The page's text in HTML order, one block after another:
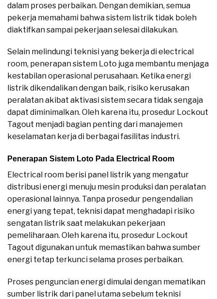
dalam proses perbaikan. Dengan demikian, semua
pekerja memahami bahwa sistem listrik tidak boleh
diaktifkan sampai pekerjaan selesai dilakukan.
Selain melindungi teknisi yang bekerja di electrical
room, penerapan sistem Loto juga membantu menjaga
kestabilan operasional perusahaan. Ketika energi
listrik dikendalikan dengan baik, risiko kerusakan
peralatan akibat aktivasi sistem secara tidak sengaja
dapat diminimalkan. Oleh karena itu, prosedur Lockout
Tagout menjadi bagian penting dari manajemen
keselamatan kerja di berbagai fasilitas industri.
Penerapan Sistem Loto Pada Electrical Room
Electrical room berisi panel listrik yang mengatur
distribusi energi menuju mesin produksi dan peralatan
operasional lainnya. Tanpa prosedur pengendalian
energi yang tepat, teknisi dapat menghadapi risiko
sengatan listrik saat melakukan pekerjaan
pemeliharaan. Oleh karena itu, prosedur Lockout
Tagout digunakan untuk memastikan bahwa sumber
energi tetap terkunci selama proses perbaikan.
Proses penguncian energi dimulai dengan mematikan
sumber listrik dari panel utama sebelum teknisi